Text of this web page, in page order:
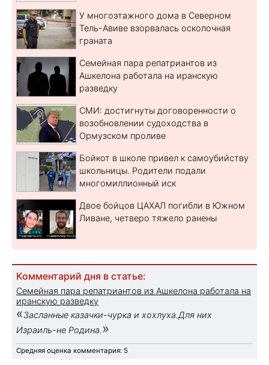
У многоэтажного дома в Северном
Тель-Авиве взорвалась осколочная
граната
Семейная пара репатриантов из
Ашкелона работала на иранскую
разведку
СМИ: достигнуты договоренности о
возобновлении судоходства в
Ормузском проливе
Бойкот в школе привел к самоубийству
школьницы. Родители подали
многомиллионный иск
Двое бойцов ЦАХАЛ погибли в Южном
Ливане, четверо тяжело ранены
Комментарий дня в статье:
Семейная пара репатриантов из Ашкелона работала на
иранскую разведку
«Засланные казачки-чурка и хохлуха.Для них
Израиль-не Родина. »
Средняя оценка комментария: 5